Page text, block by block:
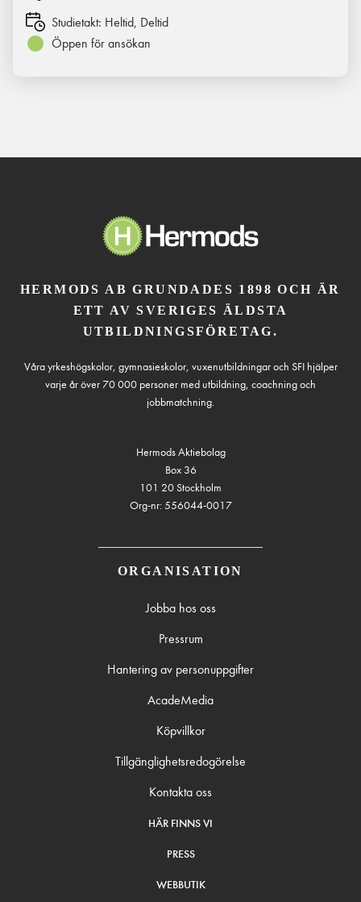
Studietakt: Heltid, Deltid
Öppen för ansökan
HERMODS AB GRUNDADES 1898 OCH ÄR
ETT AV SVERIGES ÄLDSTA
UTBILDNINGSFÖRETAG.
Våra yrkeshögskolor, gymnasieskolor, vuxenutbildningar och SFI hjälper
varje år över 70 000 personer med utbildning, coachning och
jobbmatchning.
Hermods Aktiebolag
Box 36
101 20 Stockholm
Org-nr: 556044-0017
ORGANISATION
Jobba hos oss
Pressrum
Hantering av personuppgifter
AcadeMedia
Köpvillkor
Tillgänglighetsredogörelse
Kontakta oss
HÄR FINNS VI
PRESS
WEBBUTIK